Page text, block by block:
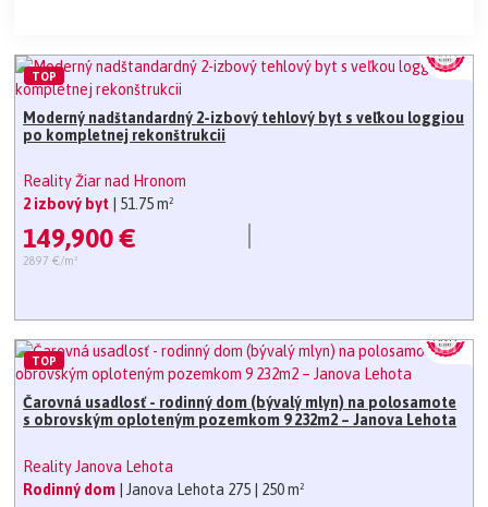
Moderný nadštandardný 2-izbový tehlový byt s veľkou loggiou
po kompletnej rekonštrukcii
Reality Žiar nad Hronom
2 izbový byt
| 51.75 m²
149,900 €
2897 €/m²
TOP
Čarovná usadlosť - rodinný dom (bývalý mlyn) na polosamote
s obrovským oploteným pozemkom 9 232m2 – Janova Lehota
Reality Janova Lehota
Rodinný dom | Janova Lehota 275 | 250 m²
TOP